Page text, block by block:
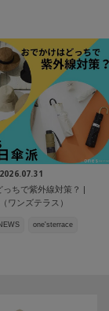
2026.07.31
っちで紫外線対策？ |
ワンズテラス）
one'sterrace